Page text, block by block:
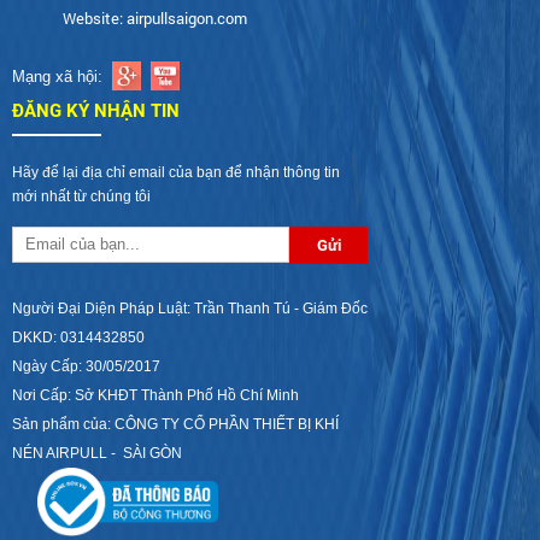
Website: airpullsaigon.com
Mạng xã hội:
ĐĂNG KÝ NHẬN TIN
Hãy để lại địa chỉ email của bạn để nhận thông tin
mới nhất từ chúng tôi
Người Đại Diện Pháp Luật: Trần Thanh Tú - Giám Đốc
DKKD: 0314432850
Ngày Cấp: 30/05/2017
Nơi Cấp: Sở KHĐT Thành Phố Hồ Chí Minh
Sản phẩm của: CÔNG TY CỔ PHẦN THIẾT BỊ KHÍ
NÉN AIRPULL - SÀI GÒN